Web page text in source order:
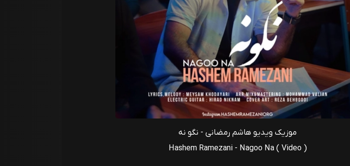
موزیک ویدیو هاشم رمضانی - نگو نه
Hashem Ramezani - Nagoo Na ( Video )